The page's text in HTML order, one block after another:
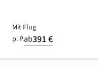
Mit Flug
p. P.ab391 €